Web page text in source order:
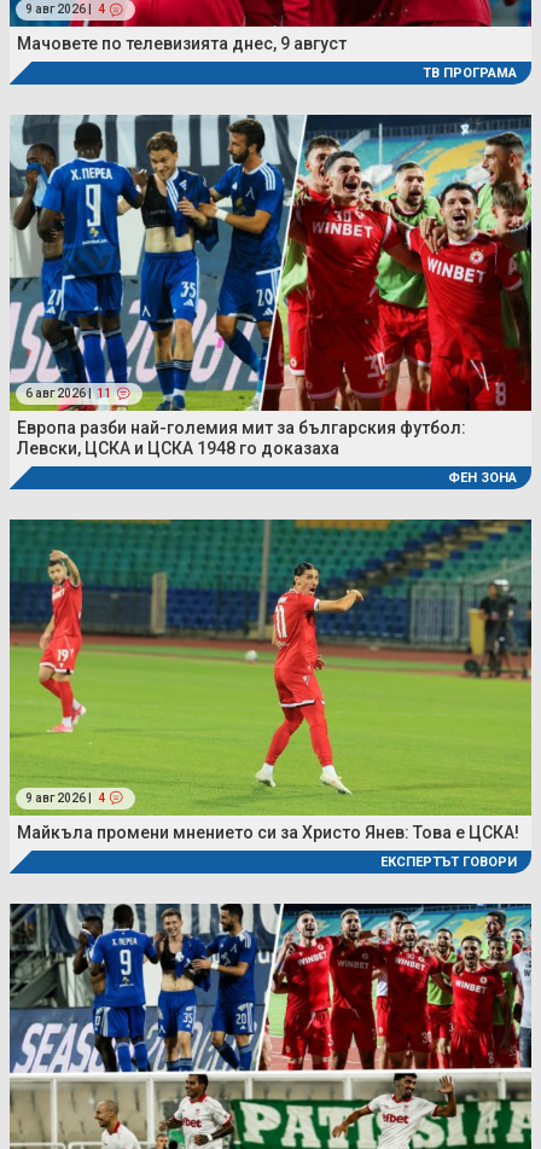
9 авг 2026 | 4
Мачовете по телевизията днес, 9 август
ТВ ПРОГРАМА
6 авг 2026 | 11
Европа разби най-големия мит за българския футбол:
Левски, ЦСКА и ЦСКА 1948 го доказаха
ФЕН ЗОНА
9 авг 2026 | 4
Майкъла промени мнението си за Христо Янев: Това е ЦСКА!
ЕКСПЕРТЪТ ГОВОРИ